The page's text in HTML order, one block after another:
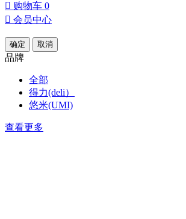
 购物车 0
 会员中心
确定 取消
品牌
全部
得力(deli）
悠米(UMI)
查看更多